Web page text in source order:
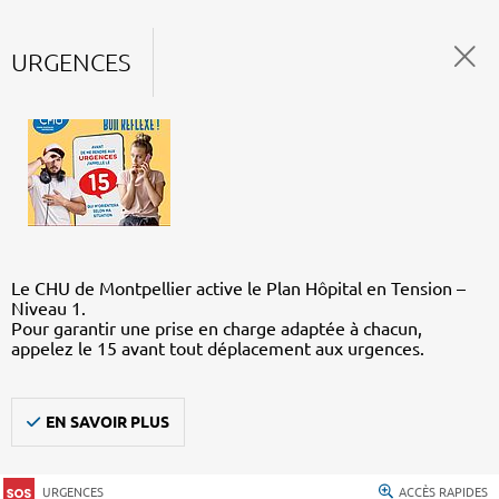
URGENCES
Le CHU de Montpellier active le Plan Hôpital en Tension –
Niveau 1.
Pour garantir une prise en charge adaptée à chacun,
appelez le 15 avant tout déplacement aux urgences.
EN SAVOIR PLUS
URGENCES ACCÈS RAPIDES